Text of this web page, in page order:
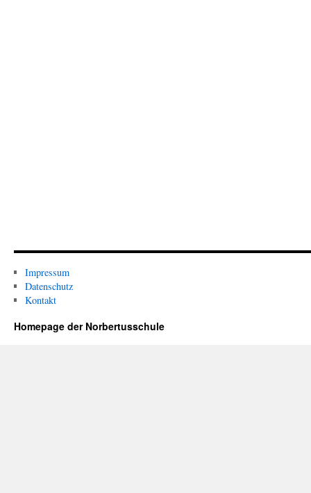
Impressum
Datenschutz
Kontakt
Homepage der Norbertusschule